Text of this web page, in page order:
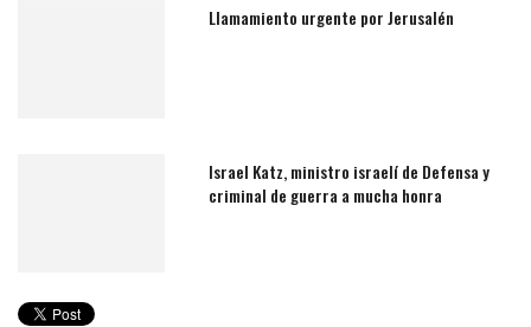
Llamamiento urgente por Jerusalén
Israel Katz, ministro israelí de Defensa y
criminal de guerra a mucha honra